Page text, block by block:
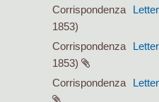
Corrispondenza
1853)
Corrispondenza
1853)
Corrispondenza